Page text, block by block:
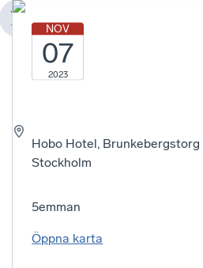
NOV
07
2023
Hobo Hotel, Brunkebergstorg
Stockholm
5emman
Öppna karta